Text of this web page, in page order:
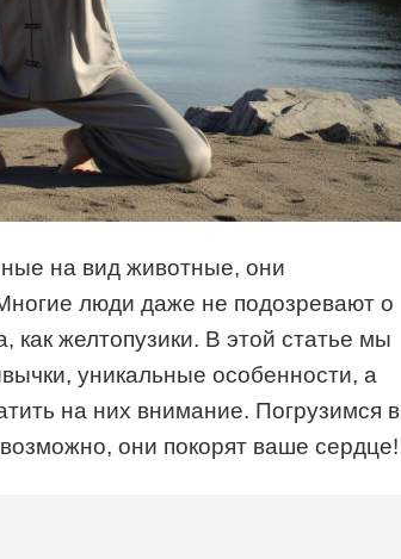
на вид животные, они
люди даже не подозревают о
как желтопузики. В этой статье мы
уникальные особенности, а
на них внимание. Погрузимся в
они покорят ваше сердце!